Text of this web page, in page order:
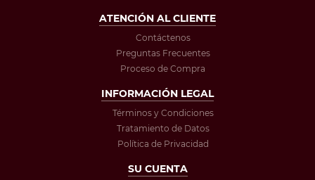
ATENCIÓN AL CLIENTE
Contáctenos
Preguntas Frecuentes
Proceso de Compra
INFORMACIÓN LEGAL
Términos y Condiciones
Tratamiento de Datos
Política de Privacidad
SU CUENTA